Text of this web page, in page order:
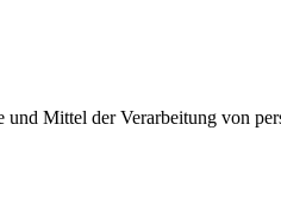
Mittel der Verarbeitung von